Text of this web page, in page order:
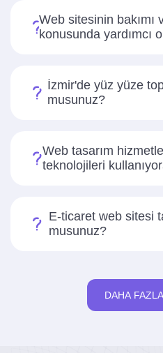
Web sitesinin bakımı
konusunda yardımcı
İzmir'de yüz yüze
musunuz?
Web tasarım
teknolojileri
E-ticaret web sitesi
musunuz?
DAHA